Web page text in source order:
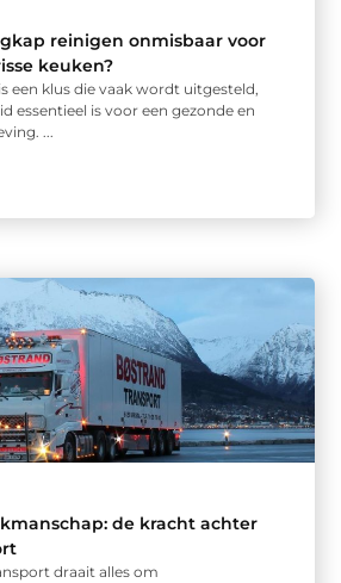
reinigen onmisbaar voor
keuken?
een klus die vaak wordt uitgesteld,
essentieel is voor een gezonde en
...
de kracht achter
draait alles om